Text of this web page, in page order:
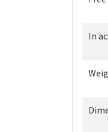
In